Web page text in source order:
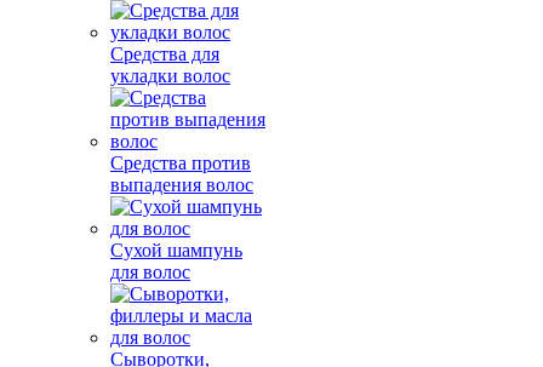
Средства для
укладки волос
Средства против
выпадения волос
Сухой шампунь
для волос
Сыворотки,